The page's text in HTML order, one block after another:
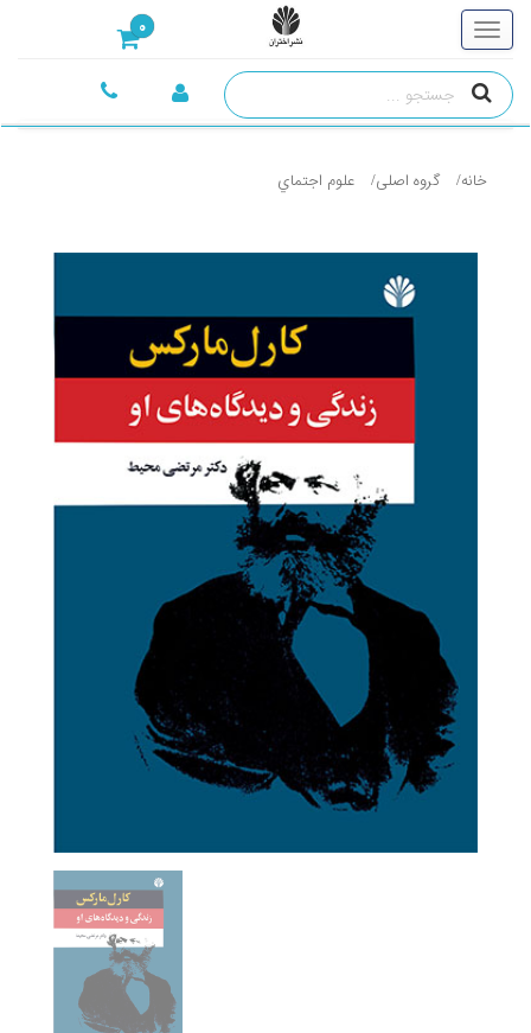
0
خانه گروه اصلی علوم اجتماي